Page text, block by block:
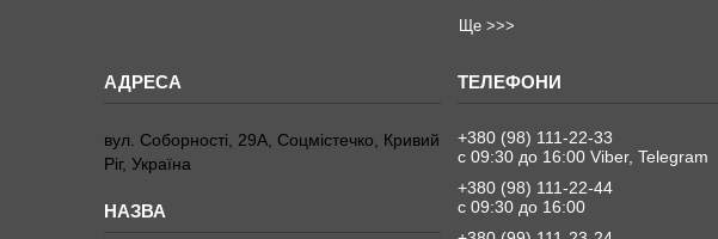
Ще >>>
вул. Соборності, 29А, Соцмістечко, Кривий
Ріг, Україна
+380 (98) 111-22-33
с 09:30 до 16:00 Viber, Telegram
+380 (98) 111-22-44
с 09:30 до 16:00